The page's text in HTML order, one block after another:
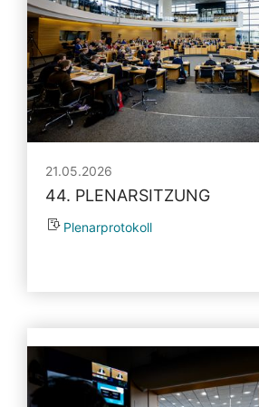
21.05.2026
44. PLENARSITZUNG
Plenarprotokoll